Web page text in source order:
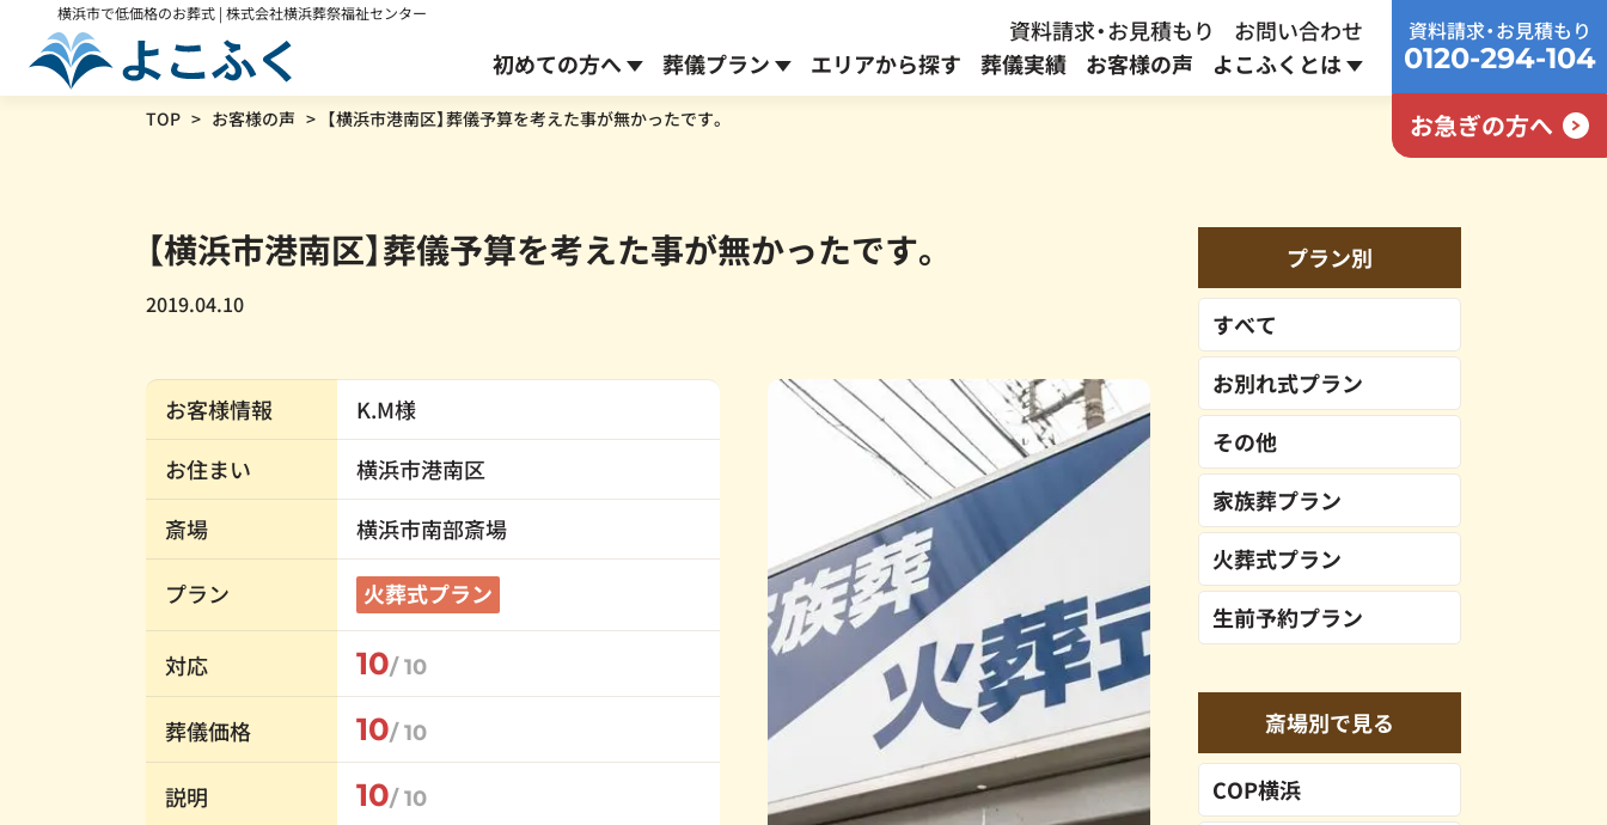
横浜市で低価格のお葬式 | 株式会社横浜葬祭福祉センター
資料請求・お見積もり
お問い合わせ
初めての方へ
※身寄りのない方対象
葬儀プラン
通常 168,300円
118,300
通常273,900
223,900
437,800円
387,800円～
オプションメニュー
エリアから探す 葬儀実績 お客様の声 よこふくとは
資料請求・お見積もり
0120-294-104
お急ぎの方へ
TOP お客様の声 【横浜市港南区】葬儀予算を考えた事が無かったです。
【横浜市港南区】葬儀予算を考えた事が無かったです。
2019.04.10
お客様情報
K.M様
お住まい
横浜市港南区
斎場
横浜市南部斎場
プラン 火葬式プラン
対応 10/ 10
葬儀価格 10/ 10
説明 10/ 10
プラン別
すべて
お別れ式プラン
その他
家族葬プラン
火葬式プラン
生前予約プラン
斎場別で見る
COP横浜